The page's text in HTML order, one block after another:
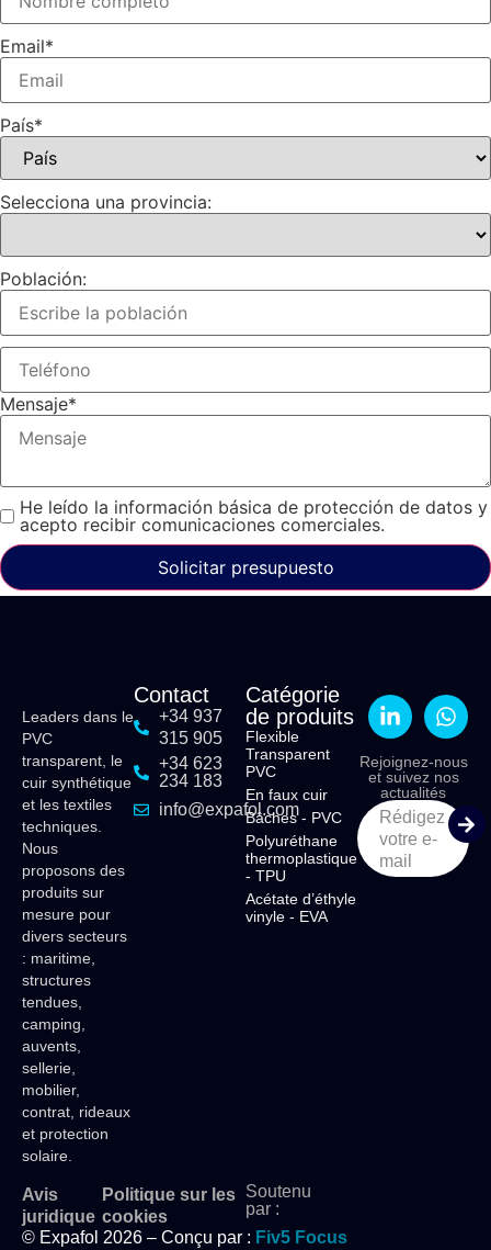
Email*
País*
Selecciona una provincia:
Población:
Mensaje*
He leído la información básica de protección de datos y
acepto recibir comunicaciones comerciales.
Solicitar presupuesto
Leaders dans le
PVC
transparent, le
cuir synthétique
et les textiles
techniques.
Nous
proposons des
produits sur
mesure pour
divers secteurs
: maritime,
structures
tendues,
camping,
auvents,
sellerie,
mobilier,
contrat, rideaux
et protection
solaire.
Contact
+34 937
315 905
+34 623
234 183
info@expafol.com
Catégorie
de produits
Flexible
Transparent
PVC
En faux cuir
Bâches - PVC
Polyuréthane
thermoplastique
- TPU
Acétate d’éthyle
vinyle - EVA
Rejoignez-nous
et suivez nos
actualités
Rédigez
votre e-
mail
Avis
juridique
Politique sur les
cookies
Soutenu
par :
© Expafol 2026 – Conçu par : Fiv5 Focus